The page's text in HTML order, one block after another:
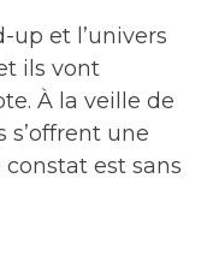
up et l’univers
ils vont
À la veille de
s’offrent une
est sans